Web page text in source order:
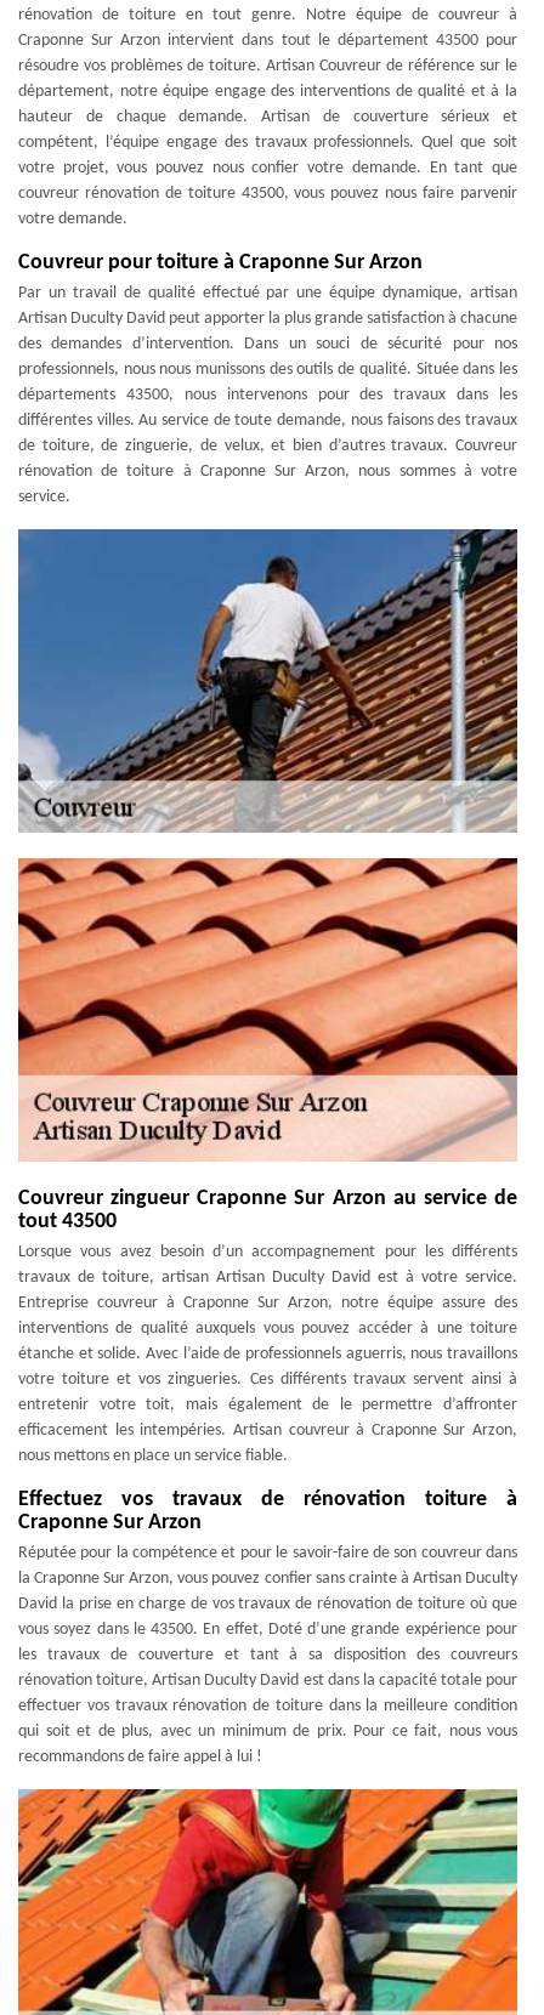
rénovation de toiture en tout genre. Notre équipe de couvreur à
Craponne Sur Arzon intervient dans tout le département 43500 pour
résoudre vos problèmes de toiture. Artisan Couvreur de référence sur le
département, notre équipe engage des interventions de qualité et à la
hauteur de chaque demande. Artisan de couverture sérieux et
compétent, l’équipe engage des travaux professionnels. Quel que soit
votre projet, vous pouvez nous confier votre demande. En tant que
couvreur rénovation de toiture 43500, vous pouvez nous faire parvenir
votre demande.
Couvreur pour toiture à Craponne Sur Arzon
Par un travail de qualité effectué par une équipe dynamique, artisan
Artisan Duculty David peut apporter la plus grande satisfaction à chacune
des demandes d’intervention. Dans un souci de sécurité pour nos
professionnels, nous nous munissons des outils de qualité. Située dans les
départements 43500, nous intervenons pour des travaux dans les
différentes villes. Au service de toute demande, nous faisons des travaux
de toiture, de zinguerie, de velux, et bien d’autres travaux. Couvreur
rénovation de toiture à Craponne Sur Arzon, nous sommes à votre
service.
Couvreur zingueur Craponne Sur Arzon au service de
tout 43500
Lorsque vous avez besoin d’un accompagnement pour les différents
travaux de toiture, artisan Artisan Duculty David est à votre service.
Entreprise couvreur à Craponne Sur Arzon, notre équipe assure des
interventions de qualité auxquels vous pouvez accéder à une toiture
étanche et solide. Avec l’aide de professionnels aguerris, nous travaillons
votre toiture et vos zingueries. Ces différents travaux servent ainsi à
entretenir votre toit, mais également de le permettre d’affronter
efficacement les intempéries. Artisan couvreur à Craponne Sur Arzon,
nous mettons en place un service fiable.
Effectuez vos travaux de rénovation toiture à
Craponne Sur Arzon
Réputée pour la compétence et pour le savoir-faire de son couvreur dans
la Craponne Sur Arzon, vous pouvez confier sans crainte à Artisan Duculty
David la prise en charge de vos travaux de rénovation de toiture où que
vous soyez dans le 43500. En effet, Doté d’une grande expérience pour
les travaux de couverture et tant à sa disposition des couvreurs
rénovation toiture, Artisan Duculty David est dans la capacité totale pour
effectuer vos travaux rénovation de toiture dans la meilleure condition
qui soit et de plus, avec un minimum de prix. Pour ce fait, nous vous
recommandons de faire appel à lui !